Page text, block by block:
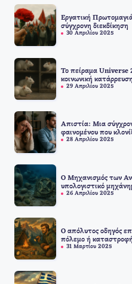
Εργατική
σύγχρονη διεκδίκηση
30 Απριλίου 2025
Το πείραμα Universe
κοινωνική κατάρρευση
29 Απριλίου 2025
Απιστία: Μια
φαινομένου που
28 Απριλίου 2025
Ο Μηχανισμός των
υπολογιστικό
26 Απριλίου 2025
Ο απόλυτος οδηγός
πόλεμο ή καταστροφή
31 Μαρτίου 2025